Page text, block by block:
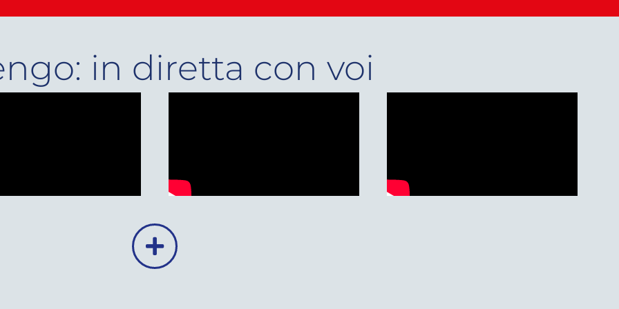
in diretta con voi